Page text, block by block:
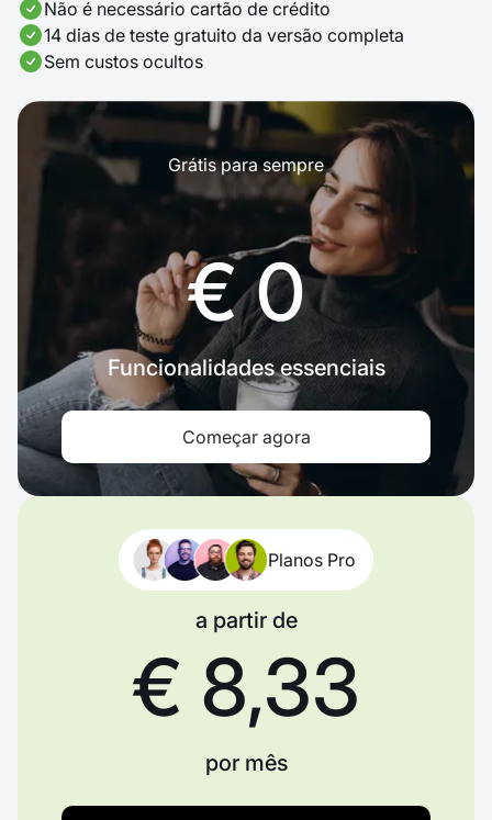
Não é necessário cartão de crédito
14 dias de teste gratuito da versão completa
Sem custos ocultos
Grátis para sempre
€ 0
Funcionalidades essenciais
Começar agora
Planos Pro
a partir de
€ 8,33
por mês